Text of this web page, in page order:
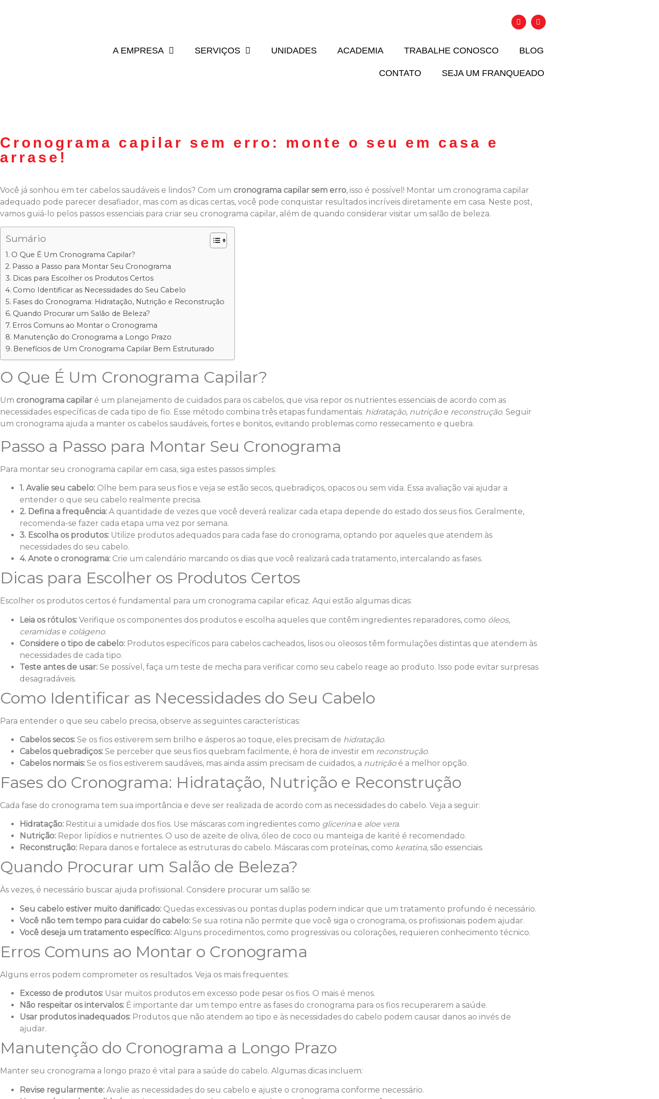
A EMPRESA SERVIÇOS UNIDADES ACADEMIA TRABALHE CONOSCO BLOG
CONTATO SEJA UM FRANQUEADO
Cronograma capilar sem erro: monte o seu em casa e
arrase!
Você já sonhou em ter cabelos saudáveis e lindos? Com um cronograma capilar sem erro, isso é possível! Montar um cronograma capilar
adequado pode parecer desafiador, mas com as dicas certas, você pode conquistar resultados incríveis diretamente em casa. Neste post,
vamos guiá-lo pelos passos essenciais para criar seu cronograma capilar, além de quando considerar visitar um salão de beleza.
Sumário
O Que É Um Cronograma Capilar?
Passo a Passo para Montar Seu Cronograma
Dicas para Escolher os Produtos Certos
Como Identificar as Necessidades do Seu Cabelo
Fases do Cronograma: Hidratação, Nutrição e Reconstrução
Quando Procurar um Salão de Beleza?
Erros Comuns ao Montar o Cronograma
Manutenção do Cronograma a Longo Prazo
Benefícios de Um Cronograma Capilar Bem Estruturado
O Que É Um Cronograma Capilar?
Um cronograma capilar é um planejamento de cuidados para os cabelos, que visa repor os nutrientes essenciais de acordo com as
necessidades específicas de cada tipo de fio. Esse método combina três etapas fundamentais: hidratação, nutriçãoe reconstrução. Seguir
um cronograma ajuda a manter os cabelos saudáveis, fortes e bonitos, evitando problemas como ressecamento e quebra.
Passo a Passo para Montar Seu Cronograma
Para montar seu cronograma capilar em casa, siga estes passos simples:
1. Avalie seu cabelo: Olhe bem para seus fios e veja se estão secos, quebradiços, opacos ou sem vida. Essa avaliação vai ajudar a
entender o que seu cabelo realmente precisa.
2. Defina a frequência: A quantidade de vezes que você deverá realizar cada etapa depende do estado dos seus fios. Geralmente,
recomenda-se fazer cada etapa uma vez por semana.
3. Escolha os produtos: Utilize produtos adequados para cada fase do cronograma, optando por aqueles que atendem às
necessidades do seu cabelo.
4. Anote o cronograma: Crie um calendário marcando os dias que você realizará cada tratamento, intercalando as fases.
Dicas para Escolher os Produtos Certos
Escolher os produtos certos é fundamental para um cronograma capilar eficaz. Aqui estão algumas dicas:
Leia os rótulos: Verifique os componentes dos produtos e escolha aqueles que contêm ingredientes reparadores, como óleos,
ceramidase colágeno.
Considere o tipo de cabelo: Produtos específicos para cabelos cacheados, lisos ou oleosos têm formulações distintas que atendem às
necessidades de cada tipo.
Teste antes de usar: Se possível, faça um teste de mecha para verificar como seu cabelo reage ao produto. Isso pode evitar surpresas
desagradáveis.
Como Identificar as Necessidades do Seu Cabelo
Para entender o que seu cabelo precisa, observe as seguintes características:
Cabelos secos: Se os fios estiverem sem brilho e ásperos ao toque, eles precisam de hidratação.
Cabelos quebradiços: Se perceber que seus fios quebram facilmente, é hora de investir em reconstrução.
Cabelos normais: Se os fios estiverem saudáveis, mas ainda assim precisam de cuidados, a nutriçãoé a melhor opção.
Fases do Cronograma: Hidratação, Nutrição e Reconstrução
Cada fase do cronograma tem sua importância e deve ser realizada de acordo com as necessidades do cabelo. Veja a seguir:
Hidratação: Restitui a umidade dos fios. Use máscaras com ingredientes como glicerinae aloe vera.
Nutrição: Repor lipídios e nutrientes. O uso de azeite de oliva, óleo de coco ou manteiga de karité é recomendado.
Reconstrução: Repara danos e fortalece as estruturas do cabelo. Máscaras com proteínas, como keratina, são essenciais.
Quando Procurar um Salão de Beleza?
Às vezes, é necessário buscar ajuda profissional. Considere procurar um salão se:
Seu cabelo estiver muito danificado: Quedas excessivas ou pontas duplas podem indicar que um tratamento profundo é necessário.
Você não tem tempo para cuidar do cabelo: Se sua rotina não permite que você siga o cronograma, os profissionais podem ajudar.
Você deseja um tratamento específico: Alguns procedimentos, como progressivas ou colorações, requieren conhecimento técnico.
Erros Comuns ao Montar o Cronograma
Alguns erros podem comprometer os resultados. Veja os mais frequentes:
Excesso de produtos: Usar muitos produtos em excesso pode pesar os fios. O mais é menos.
Não respeitar os intervalos: É importante dar um tempo entre as fases do cronograma para os fios recuperarem a saúde.
Usar produtos inadequados: Produtos que não atendem ao tipo e às necessidades do cabelo podem causar danos ao invés de
ajudar.
Manutenção do Cronograma a Longo Prazo
Manter seu cronograma a longo prazo é vital para a saúde do cabelo. Algumas dicas incluem:
Revise regularmente: Avalie as necessidades do seu cabelo e ajuste o cronograma conforme necessário.